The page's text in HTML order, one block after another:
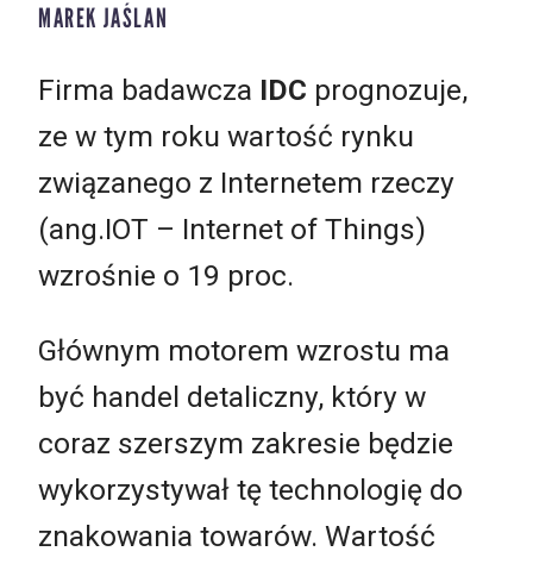
MAREK JAŚLAN
Firma badawcza IDC prognozuje,
ze w tym roku wartość rynku
związanego z Internetem rzeczy
(ang.IOT – Internet of Things)
wzrośnie o 19 proc.
Głównym motorem wzrostu ma
być handel detaliczny, który w
coraz szerszym zakresie będzie
wykorzystywał tę technologię do
znakowania towarów. Wartość